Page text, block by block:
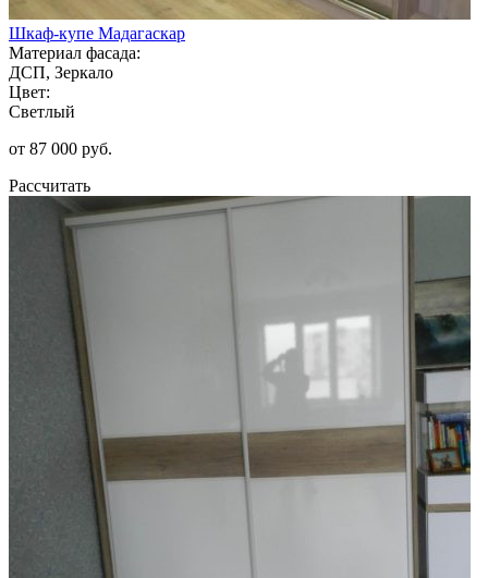
Шкаф-купе Мадагаскар
Материал фасада:
ДСП, Зеркало
Цвет:
Светлый
от 87 000 руб.
Рассчитать